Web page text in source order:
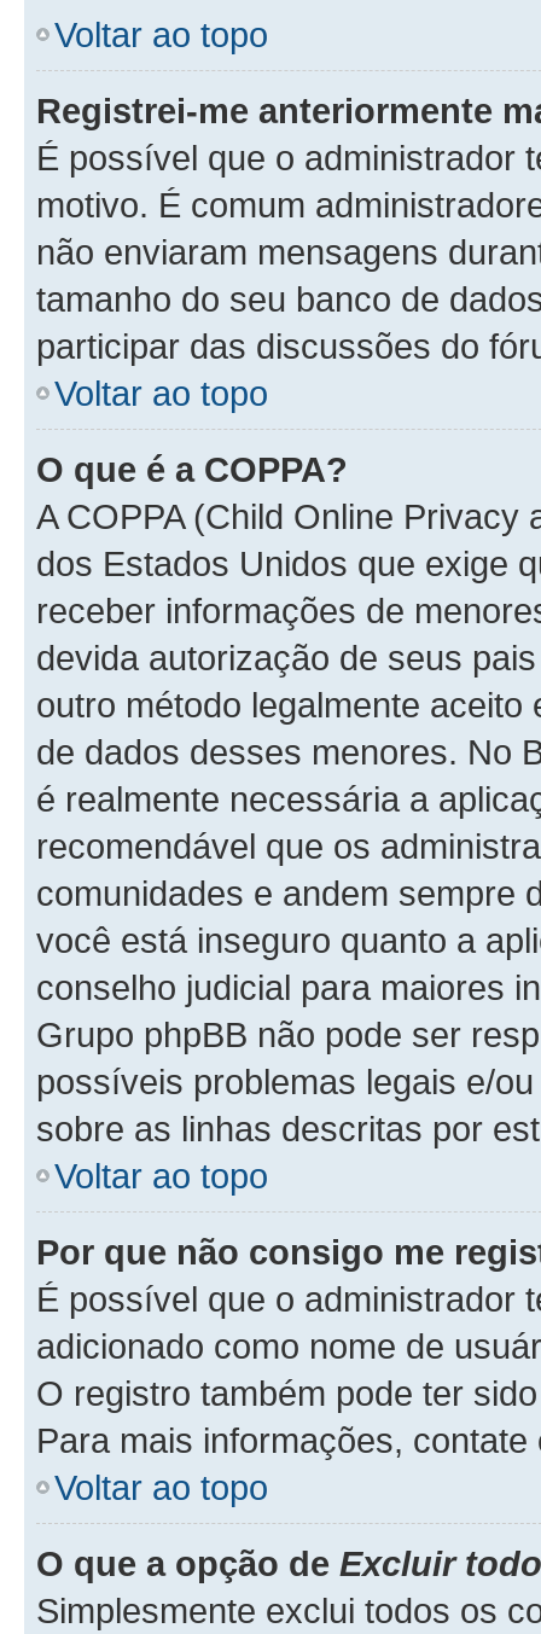
Voltar ao topo
Registrei-me anteriormente
É possível que o administrador
motivo. É comum
não enviaram mensagens
tamanho do seu banco de
participar das discussões do
Voltar ao topo
O que é a COPPA?
A COPPA (Child Online
dos Estados Unidos que exige
receber informações de
devida autorização de seus
outro método legalmente
de dados desses menores. No
é realmente necessária a
recomendável que os
comunidades e andem sempre
você está inseguro quanto a
conselho judicial para maiores
Grupo phpBB não pode ser
possíveis problemas legais e/
sobre as linhas descritas por
Voltar ao topo
Por que não consigo me
É possível que o administrador
adicionado como nome de
O registro também pode ter
Para mais informações,
Voltar ao topo
O que a opção de Excluir
Simplesmente exclui todos os